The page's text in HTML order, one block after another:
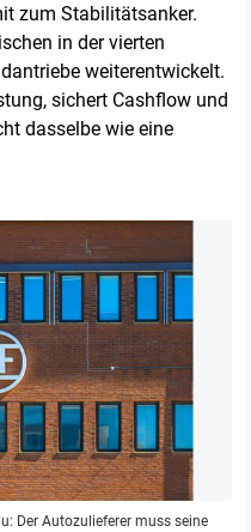
zum Stabilitätsanker.
in der vierten
weiterentwickelt.
sichert Cashflow und
dasselbe wie eine
Der Autozulieferer muss seine